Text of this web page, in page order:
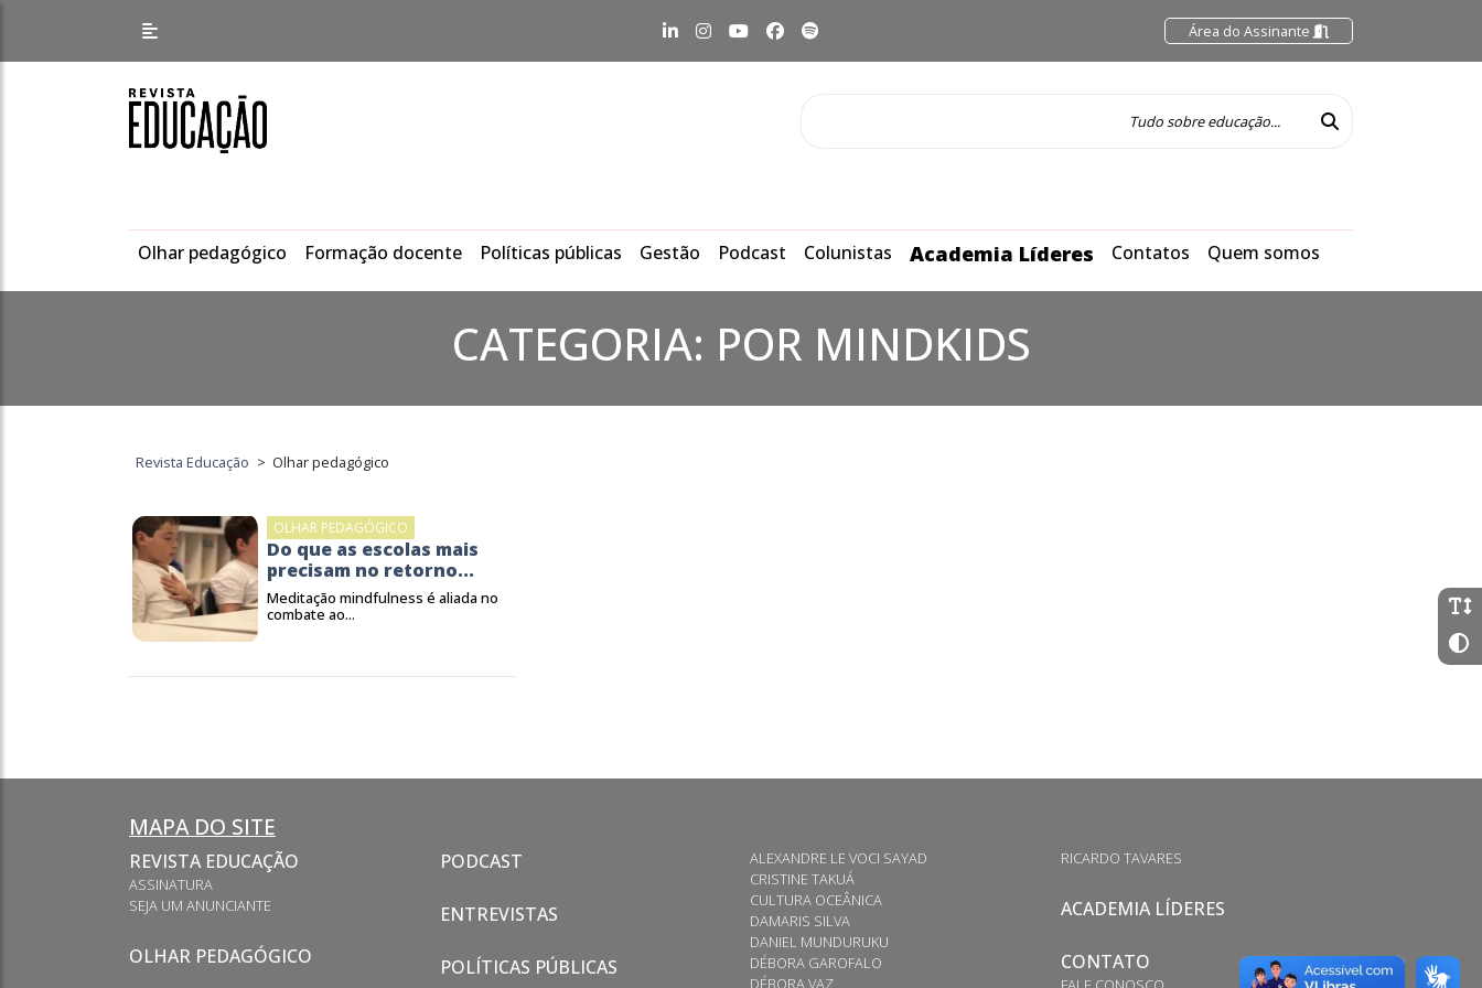
Área do Assinante
Olhar pedagógico Formação docente Políticas públicas Gestão Podcast Colunistas Academia Líderes Contatos Quem somos
CATEGORIA: POR MINDKIDS
Revista Educação > Olhar pedagógico
OLHAR PEDAGÓGICO
Do que as escolas mais
precisam no retorno...
Meditação mindfulness é aliada no
combate ao...
MAPA DO SITE
REVISTA EDUCAÇÃO
ASSINATURA
SEJA UM ANUNCIANTE
OLHAR PEDAGÓGICO
PODCAST
ENTREVISTAS
POLÍTICAS PÚBLICAS
ALEXANDRE LE VOCI SAYAD
CRISTINE TAKUÁ
CULTURA OCEÂNICA
DAMARIS SILVA
DANIEL MUNDURUKU
DÉBORA GAROFALO
DÉBORA VAZ
RICARDO TAVARES
ACADEMIA LÍDERES
CONTATO